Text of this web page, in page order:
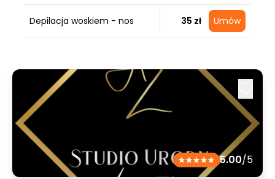
Depilacja woskiem - nos 35 zł Umów
5.00/5